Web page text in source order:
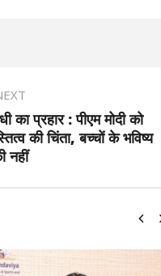
का प्रहार : पीएम मोदी को
की चिंता, बच्चों के भविष्य
नहीं